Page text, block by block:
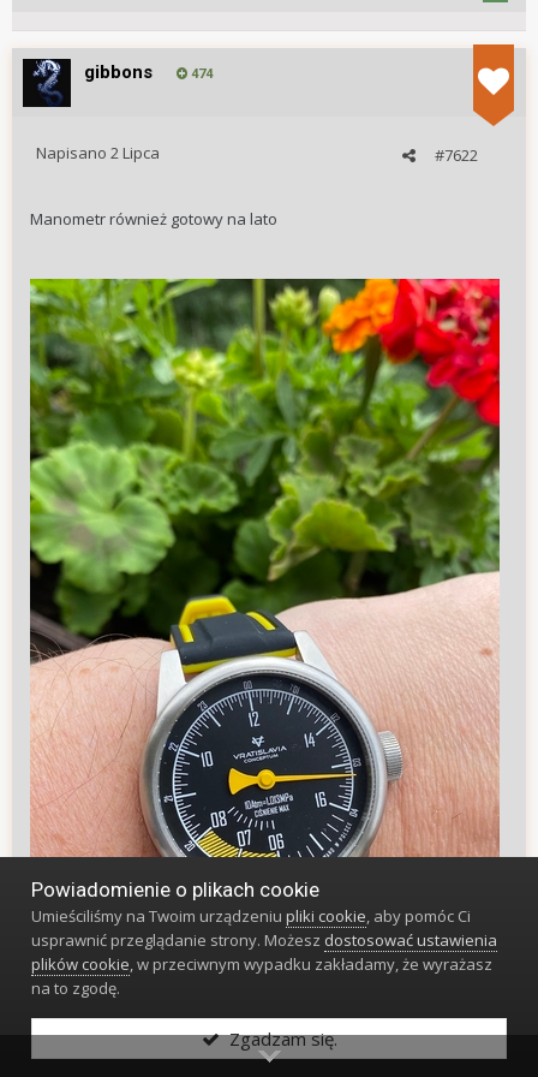
gibbons 474
#7622
Napisano 2 Lipca
Manometr również gotowy na lato
Powiadomienie o plikach cookie
Umieściliśmy na Twoim urządzeniupliki cookie, aby pomóc Ci
usprawnić przeglądanie strony. Możesz dostosować ustawienia
plików cookie, w przeciwnym wypadku zakładamy, że wyrażasz
na to zgodę.
Zgadzam się.